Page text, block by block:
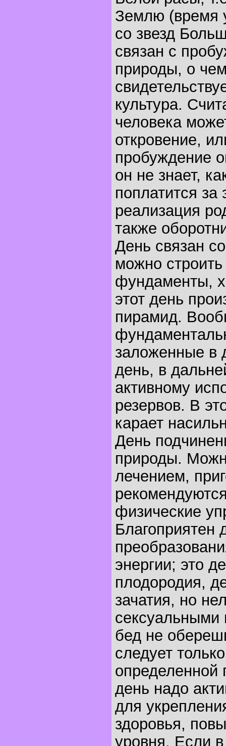
Землю (время
со звезд
связан с
природы, о
культура.
человека
откровение,
пробуждение
он не знает,
поплатится за
реализация
также
День связан
можно
фундаменты,
этот день
пирамид.
заложенные в
день, в
активному
резервов. В
карает
День
природы.
лечением,
физические
Благоприятен
энергии; это
плодородия,
зачатия, но
сексуальными
бед не
следует
определенной
день надо
для
здоровья,
уровня. Если